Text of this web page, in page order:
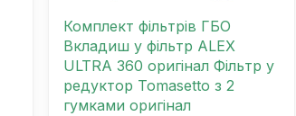
Комплект фільтрів ГБО
Вкладиш у фільтр ALEX
ULTRA 360 оригінал Фільтр у
редуктор Tomasetto з 2
гумками оригінал